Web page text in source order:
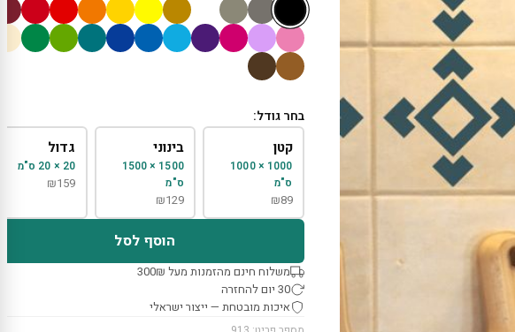
בחר גודל:
קטן
1000 × 1000
ס"מ
₪89
בינוני
1500 × 1500
ס"מ
₪129
גדול
20 × 20 ס"מ
₪159
הוסף לסל
משלוח חינם מהזמנות מעל 300₪
30 יום להחזרה
איכות מובטחת — ייצור ישראלי